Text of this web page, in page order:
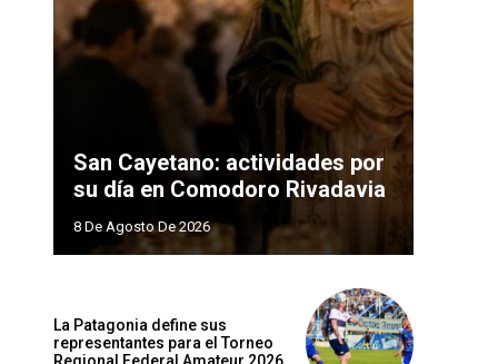
San Cayetano: actividades por
su día en Comodoro Rivadavia
8 De Agosto De 2026
La Patagonia define sus
representantes para el Torneo
Regional Federal Amateur 2026